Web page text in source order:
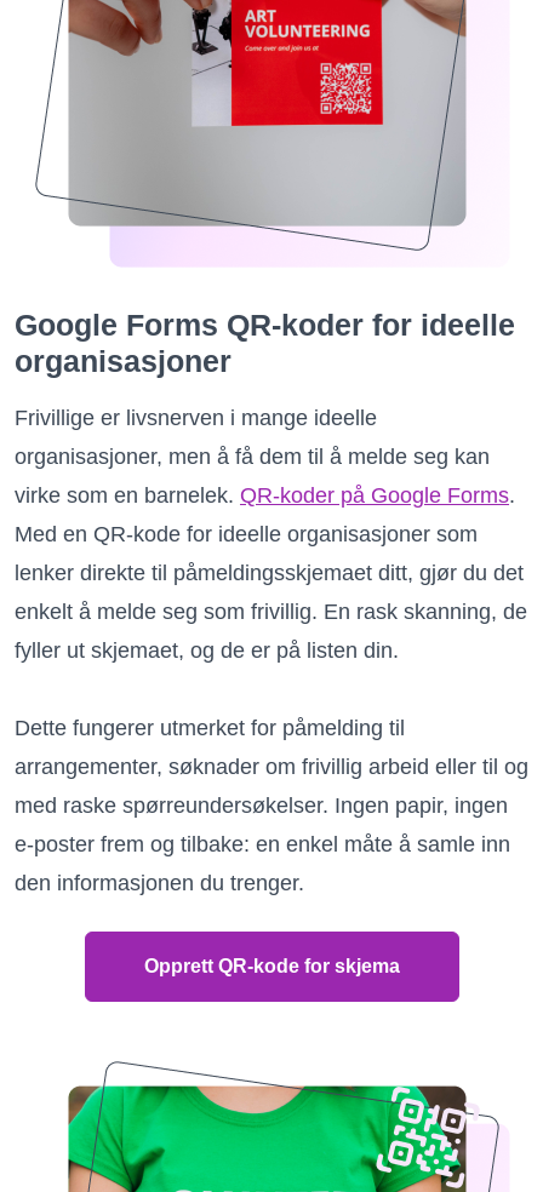
Google Forms QR-koder for ideelle
organisasjoner
Frivillige er livsnerven i mange ideelle
organisasjoner, men å få dem til å melde seg kan
virke som en barnelek. QR-koder på Google Forms.
Med en QR-kode for ideelle organisasjoner som
lenker direkte til påmeldingsskjemaet ditt, gjør du det
enkelt å melde seg som frivillig. En rask skanning, de
fyller ut skjemaet, og de er på listen din.
Dette fungerer utmerket for påmelding til
arrangementer, søknader om frivillig arbeid eller til og
med raske spørreundersøkelser. Ingen papir, ingen
e-poster frem og tilbake: en enkel måte å samle inn
den informasjonen du trenger.
Opprett QR-kode for skjema